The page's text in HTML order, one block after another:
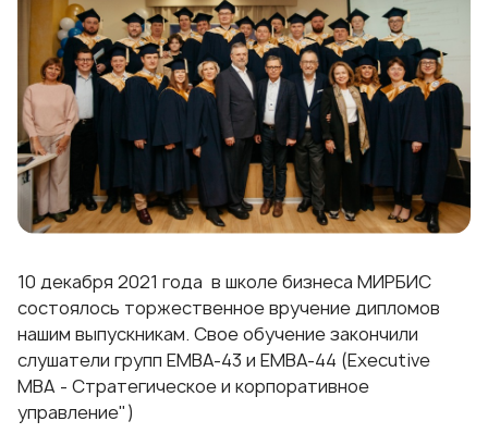
10 декабря 2021 года в школе бизнеса МИРБИС
состоялось торжественное вручение дипломов
нашим выпускникам. Свое обучение закончили
слушатели групп ЕМВА-43 и ЕМВА-44 (Executive
MBA - Стратегическое и корпоративное
управление")